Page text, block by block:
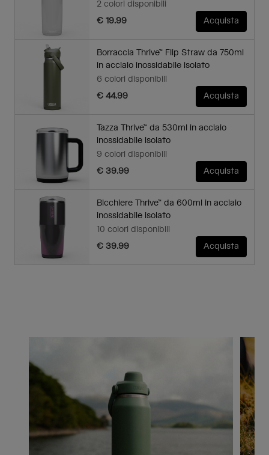
2 colori disponibili
€ 19.99
Acquista
Borraccia Thrive™ Flip Straw da 750ml
in acciaio inossidabile isolato
6 colori disponibili
€ 44.99
Acquista
Tazza Thrive™ da 530ml in acciaio
inossidabile isolato
9 colori disponibili
€ 39.99
Acquista
Bicchiere Thrive™ da 600ml in acciaio
inossidabile isolato
10 colori disponibili
€ 39.99
Acquista